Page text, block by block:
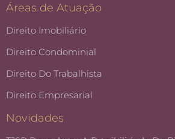
Áreas de Atuação
Direito Imobiliário
Direito Condominial
Direito Do Trabalhista
Direito Empresarial
Novidades